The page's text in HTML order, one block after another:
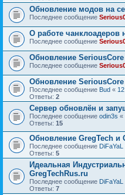
Обновление модов на
Последнее сообщение
О работе чанклоадеров
Последнее сообщение
Обновление
Последнее сообщение
Обновление SeriousCore
Последнее сообщение Bud «
Ответы: 2
Сервер обновлён и
Последнее сообщение odin3s «
Ответы: 15
Обновление GregTech и
Последнее сообщение DiFaYaL
Ответы: 5
Идеальная
GregTechRus.ru
Последнее сообщение DiFaYaL
Ответы: 7